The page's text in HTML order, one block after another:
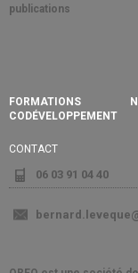
publications
FORMATIONS
CODÉVELOPPEMENT
CONTACT
06 03 91 04 40